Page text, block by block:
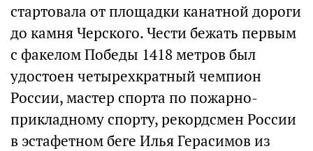
стартовала от площадки канатной дороги
до камня Черского. Чести бежать первым
с факелом Победы 1418 метров был
удостоен четырехкратный чемпион
России, мастер спорта по пожарно-
прикладному спорту, рекордсмен России
в эстафетном беге Илья Герасимов из